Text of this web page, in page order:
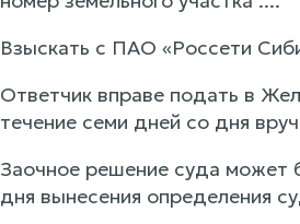
Взыскать с ПАО «Россети
Ответчик вправе подать в
течение семи дней со дня
Заочное решение суда может
дня вынесения определения